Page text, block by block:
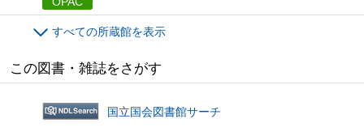
すべての所蔵館を表示
この図書・雑誌をさがす
国立国会図書館サーチ